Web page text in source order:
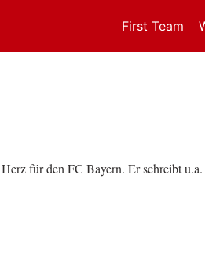
First Team
für den FC Bayern. Er schreibt